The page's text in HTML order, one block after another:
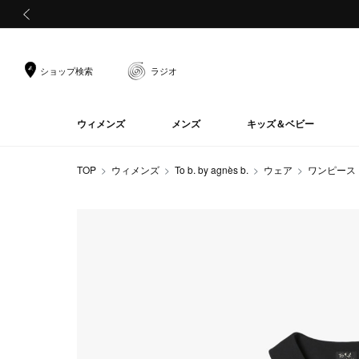
ショップ検索 ラジオ
ウィメンズ メンズ キッズ＆ベビー
TOP ウィメンズ To b. by agnès b. ウェア ワンピース